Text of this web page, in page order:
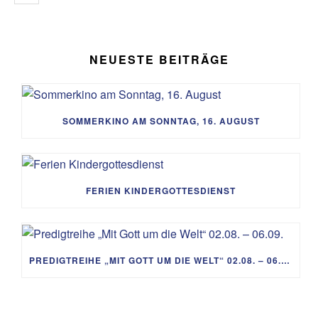
NEUESTE BEITRÄGE
SOMMERKINO AM SONNTAG, 16. AUGUST
FERIEN KINDERGOTTESDIENST
PREDIGTREIHE „MIT GOTT UM DIE WELT“ 02.08. – 06.09.